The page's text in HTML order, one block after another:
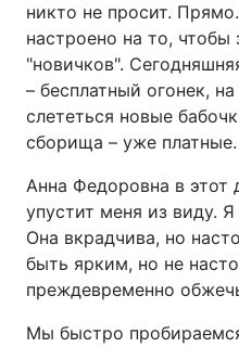
никто не просит.
настроено на то, чтобы
"новичков".
– бесплатный огонек,
слететься новые
сборища – уже платные.
Анна Федоровна в этот
упустит меня из виду.
Она вкрадчива, но
быть ярким, но не
преждевременно
Мы быстро